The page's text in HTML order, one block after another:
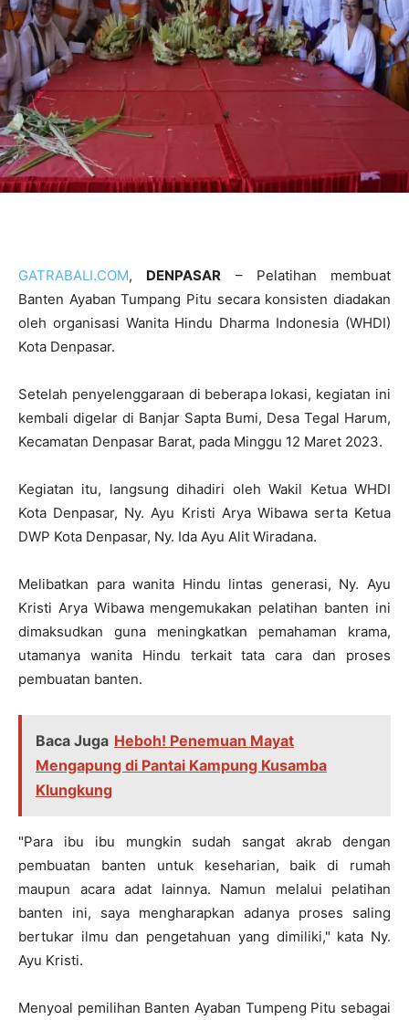
GATRABALI.COM, DENPASAR – Pelatihan membuat
Banten Ayaban Tumpang Pitu secara konsisten diadakan
oleh organisasi Wanita Hindu Dharma Indonesia (WHDI)
Kota Denpasar.
Setelah penyelenggaraan di beberapa lokasi, kegiatan ini
kembali digelar di Banjar Sapta Bumi, Desa Tegal Harum,
Kecamatan Denpasar Barat, pada Minggu 12 Maret 2023.
Kegiatan itu, langsung dihadiri oleh Wakil Ketua WHDI
Kota Denpasar, Ny. Ayu Kristi Arya Wibawa serta Ketua
DWP Kota Denpasar, Ny. Ida Ayu Alit Wiradana.
Melibatkan para wanita Hindu lintas generasi, Ny. Ayu
Kristi Arya Wibawa mengemukakan pelatihan banten ini
dimaksudkan guna meningkatkan pemahaman krama,
utamanya wanita Hindu terkait tata cara dan proses
pembuatan banten.
Baca Juga Heboh! Penemuan Mayat
Mengapung di Pantai Kampung Kusamba
Klungkung
"Para ibu ibu mungkin sudah sangat akrab dengan
pembuatan banten untuk keseharian, baik di rumah
maupun acara adat lainnya. Namun melalui pelatihan
banten ini, saya mengharapkan adanya proses saling
bertukar ilmu dan pengetahuan yang dimiliki," kata Ny.
Ayu Kristi.
Menyoal pemilihan Banten Ayaban Tumpeng Pitu sebagai